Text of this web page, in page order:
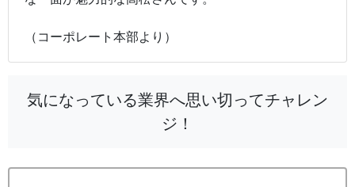
（コーポレート本部より）
気になっている業界へ思い切ってチャレン
ジ！